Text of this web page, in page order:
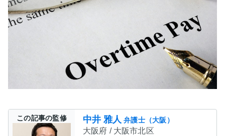
この記事の監修 中井 雅人 弁護士（大阪）
大阪府 / 大阪市北区